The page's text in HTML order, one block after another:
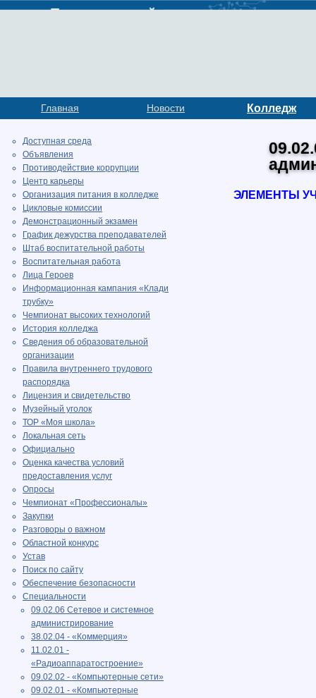
Главная Новости Колледж
Доступная среда
Объявления
Противодействие коррупции
Центр карьеры
Организация питания в колледже
Цикловые комиссии
Демонстрационный экзамен
График дежурства преподавателей
Штаб воспитательной работы
Воспитательная работа
Лица Героев
Информационная кампания «Клади
трубку»
Чемпионат высоких технологий
История колледжа
Сведения об образовательной
организации
Правила внутреннего трудового
распорядка
Лицензия и свидетельство
Музейный уголок
ТОР «Моя школа»
Локальная сеть
Официально
Оценка качества условий
предоставления услуг
Опросы
Чемпионат «Профессионалы»
Закупки
Разговоры о важном
Областной конкурс
Устав
Поиск по сайту
Обеспечение безопасности
Специальности
09.02.06 Сетевое и системное
администрирование
38.02.04 - «Коммерция»
11.02.01 -
«Радиоаппаратостроение»
09.02.02 - «Компьютерные сети»
09.02.01 - «Компьютерные
ЭЛЕМЕНТЫ